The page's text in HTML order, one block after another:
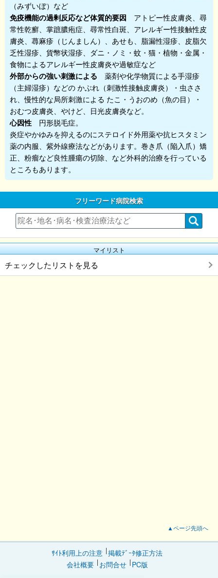
（みずいぼ）など
免疫機能の過剰反応など体質的要因 アトピー性皮膚炎、尋
常性乾癬、掌蹠膿疱症、尋常性白斑、アレルギー性接触性皮
膚炎、蕁麻疹（じんましん）、あせも、脂漏性湿疹、皮脂欠
乏性湿疹、貨幣状湿疹、ダニ・ノミ・蚊・猫・植物・金属・
食物によるアレルギー性皮膚炎や過敏症など
外部からの強い刺激による 薬剤や化学物質による手湿疹
（主婦湿疹）などの かぶれ（刺激性接触皮膚炎）・虫ささ
れ、慢性的な局所刺激による たこ・うおのめ（魚の目）・
おむつ皮膚炎、やけど、日光皮膚炎など。
心因性 円形脱毛症。
炎症やかゆみを抑えるのにステロイド外用薬や抗ヒスタミン
薬の内服、紫外線療法などがあります。巻き爪（陥入爪）矯
正、粉瘤など良性腫瘍の切除、など外科的治療を行っている
ところもあります。
フリーワード病院検索
マイリスト
チェックしたリストを見る
▲ページ先頭へ
ｻｲﾄ利用上の注意 掲載ﾃﾞｰﾀ修正方法
会社概要
お問合せ PC版